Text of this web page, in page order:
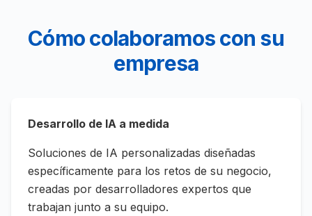
Cómo colaboramos con su
empresa
Desarrollo de IA a medida
Soluciones de IA personalizadas diseñadas
específicamente para los retos de su negocio,
creadas por desarrolladores expertos que
trabajan junto a su equipo.